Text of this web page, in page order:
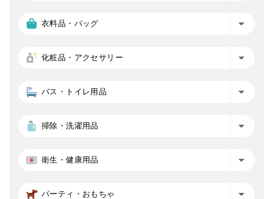
衣料品・バッグ
化粧品・アクセサリー
バス・トイレ用品
掃除・洗濯用品
衛生・健康用品
パーティ・おもちゃ